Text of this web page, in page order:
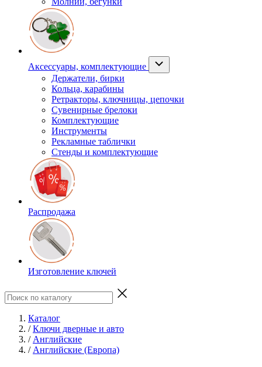
Аксессуары, комплектующие
Держатели, бирки
Кольца, карабины
Ретракторы, ключницы, цепочки
Сувенирные брелоки
Комплектующие
Инструменты
Рекламные таблички
Стенды и комплектующие
Распродажа
Изготовление ключей
Каталог
/ Ключи дверные и авто
/ Английские
/ Английские (Европа)